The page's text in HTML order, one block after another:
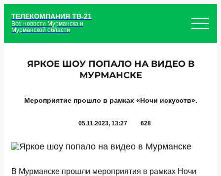
ТЕЛЕКОМПАНИЯ ТВ-21
Все новости Мурманска и
Мурманской области
ЯРКОЕ ШОУ ПОПАЛО НА ВИДЕО В
МУРМАНСКЕ
Мероприятие прошло в рамках «Ночи искусств».
05.11.2023, 13:27 628
В Мурманске прошли мероприятия в рамках Ночи